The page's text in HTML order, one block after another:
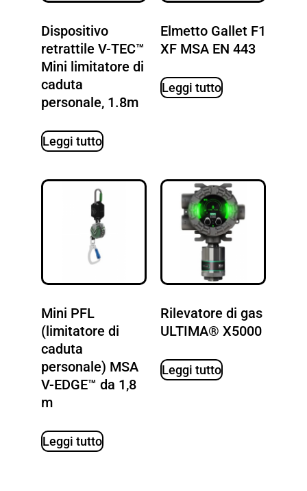
Dispositivo
retrattile V-TEC™
Mini limitatore di
caduta
personale, 1.8m
Leggi tutto
Elmetto Gallet F1
XF MSA EN 443
Leggi tutto
Mini PFL
(limitatore di
caduta
personale) MSA
V-EDGE™ da 1,8
m
Leggi tutto
Rilevatore di gas
ULTIMA® X5000
Leggi tutto